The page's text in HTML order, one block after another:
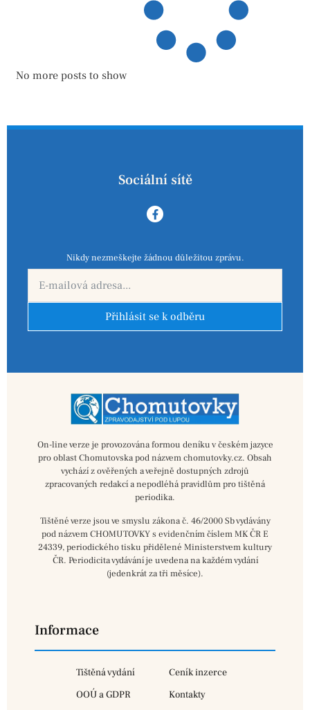
No more posts to show
Sociální sítě
Nikdy nezmeškejte žádnou důležitou zprávu.
Přihlásit se k odběru
On-line verze je provozována formou deníku v českém jazyce
pro oblast Chomutovska pod názvem chomutovky.cz. Obsah
vychází z ověřených a veřejně dostupných zdrojů
zpracovaných redakcí a nepodléhá pravidlům pro tištěná
periodika.
Tištěné verze jsou ve smyslu zákona č. 46/2000 Sb vydávány
pod názvem CHOMUTOVKY s evidenčním číslem MK ČR E
24339, periodického tisku přidělené Ministerstvem kultury
ČR. Periodicita vydávání je uvedena na každém vydání
(jedenkrát za tři měsíce).
Informace
Tištěná vydání
Ceník inzerce
OOÚ a GDPR
Kontakty